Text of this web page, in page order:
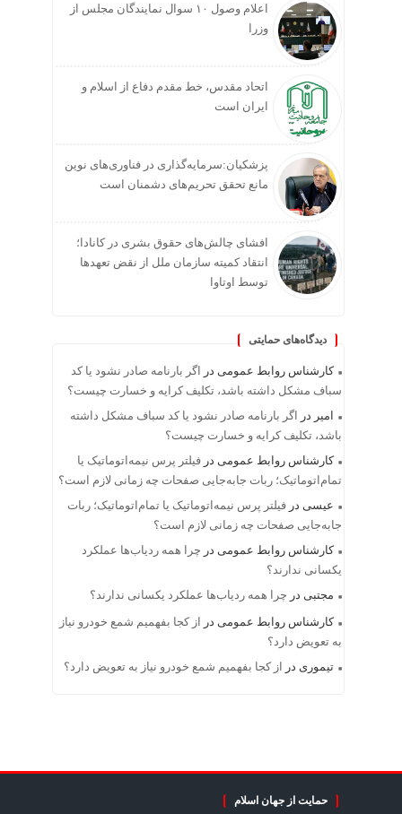
اعلام وصول ۱۰ سوال نمایندگان مجلس از
وزرا
اتحاد مقدس، خط مقدم دفاع از اسلام و
ایران است
پزشکیان:سرمایه‌گذاری در فناوری‌های نوین
مانع تحقق تحریم‌های دشمنان است
افشای چالش‌های حقوق بشری در کانادا؛
انتقاد کمیته سازمان ملل از نقض تعهد‌ها
توسط اوتاوا
دیدگاه‌های حمایتی
کارشناس روابط عمومی در
اگر بارنامه صادر نشود یا کد
سباف مشکل داشته باشد، تکلیف کرایه و خسارت چیست؟
امیر در
اگر بارنامه صادر نشود یا کد سباف مشکل داشته
باشد، تکلیف کرایه و خسارت چیست؟
کارشناس روابط عمومی در فیلتر پرس نیمه‌اتوماتیک یا
تمام‌اتوماتیک؛ ربات جابه‌جایی صفحات چه زمانی لازم است؟
عیسی در فیلتر پرس نیمه‌اتوماتیک یا تمام‌اتوماتیک؛ ربات
جابه‌جایی صفحات چه زمانی لازم است؟
کارشناس روابط عمومی در چرا همه ردیاب‌ها عملکرد
یکسانی ندارند؟
مجتبی در چرا همه ردیاب‌ها عملکرد یکسانی ندارند؟
کارشناس روابط عمومی در
از کجا بفهمیم شمع خودرو نیاز
به تعویض دارد؟
تیموری در از کجا بفهمیم شمع خودرو نیاز به تعویض دارد؟
حمایت از جهان اسلام